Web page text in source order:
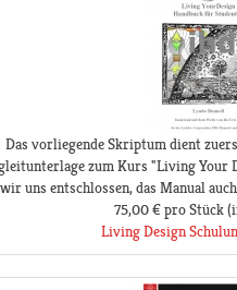
Das vorliegende Skriptum dient
zum Kurs "Living Your
wir uns entschlossen, das Manual
75,00 € pro Stück
Living Design